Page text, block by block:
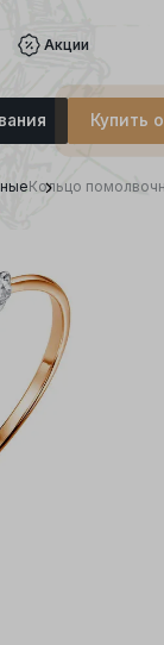
Акции
Купить
Кольцо